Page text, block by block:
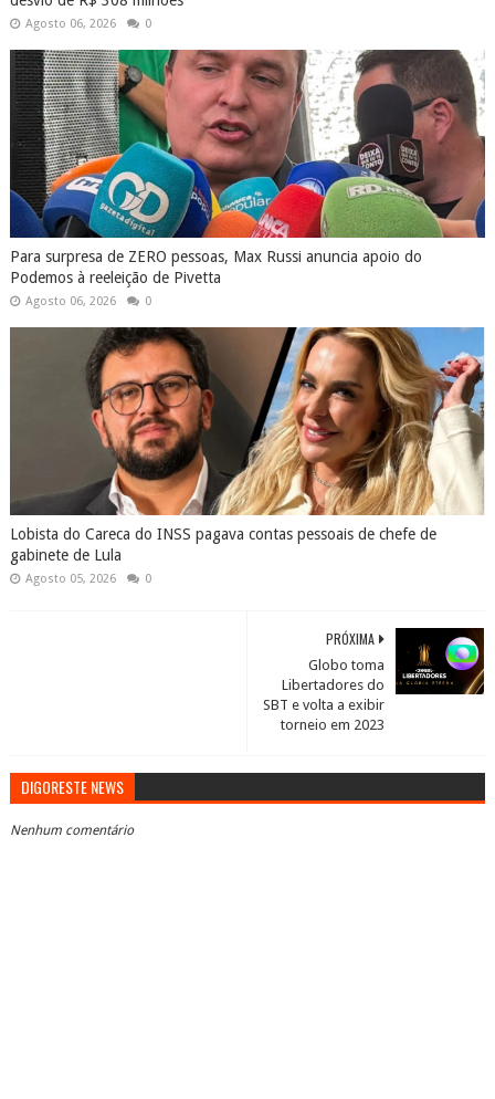
Agosto 06, 2026 0
Para surpresa de ZERO pessoas, Max Russi anuncia apoio do
Podemos à reeleição de Pivetta
Agosto 06, 2026 0
Lobista do Careca do INSS pagava contas pessoais de chefe de
gabinete de Lula
Agosto 05, 2026 0
PRÓXIMA
Globo toma
Libertadores do
SBT e volta a exibir
torneio em 2023
DIGORESTE NEWS
Nenhum comentário